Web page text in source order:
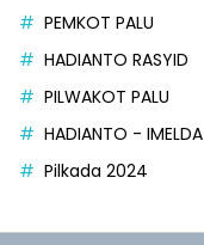
PEMKOT PALU
HADIANTO RASYID
PILWAKOT PALU
HADIANTO - IMELDA
Pilkada 2024